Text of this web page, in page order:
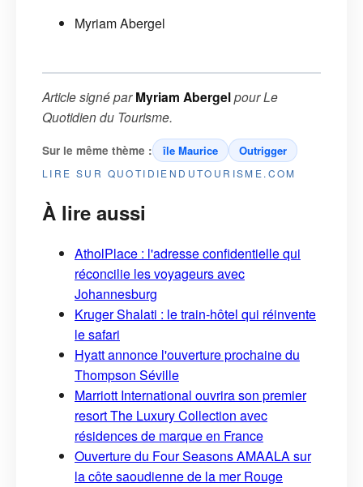
Myriam Abergel
Article signé parMyriam AbergelpourLe
Quotidien du Tourisme.
Sur le même thème : île Maurice Outrigger
LIRE SUR QUOTIDIENDUTOURISME.COM
À lire aussi
AtholPlace : l'adresse confidentielle qui
réconcilie les voyageurs avec
Johannesburg
Kruger Shalati : le train-hôtel qui réinvente
le safari
Hyatt annonce l'ouverture prochaine du
Thompson Séville
Marriott International ouvrira son premier
resort The Luxury Collection avec
résidences de marque en France
Ouverture du Four Seasons AMAALA sur
la côte saoudienne de la mer Rouge